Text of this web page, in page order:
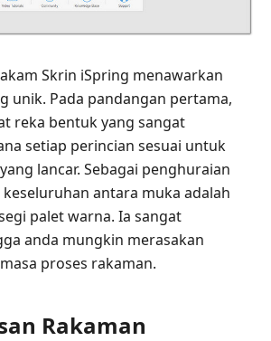
Skrin iSpring menawarkan
unik. Pada pandangan pertama,
reka bentuk yang sangat
setiap perincian sesuai untuk
lancar. Sebagai penghuraian
antara muka adalah
palet warna. Ia sangat
anda mungkin merasakan
proses rakaman.
Rakaman